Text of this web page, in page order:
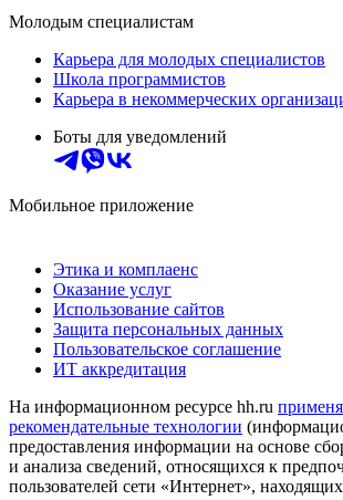
Молодым специалистам
Карьера для молодых специалистов
Школа программистов
Карьера в некоммерческих
Боты для уведомлений
Мобильное приложение
Этика и комплаенс
Оказание услуг
Использование сайтов
Защита персональных данных
Пользовательское соглашение
ИТ аккредитация
На информационном ресурсе hh.ru
рекомендательные технологии
предоставления информации на основе
и анализа сведений, относящихся к
пользователей сети «Интернет»,